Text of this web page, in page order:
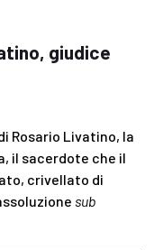
giudice
Rosario Livatino, la
il sacerdote che il
crivellato di
sub